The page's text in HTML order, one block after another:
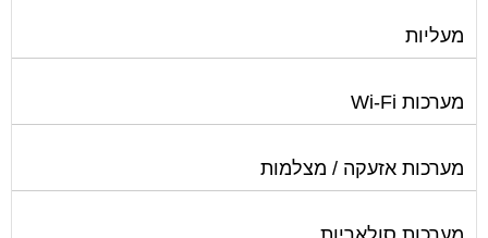
מעליות
מערכות Wi-Fi
מערכות אזעקה / מצלמות